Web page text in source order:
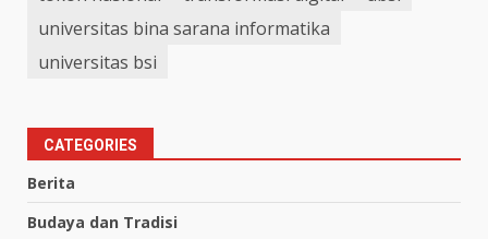
universitas bina sarana informatika
universitas bsi
CATEGORIES
Berita
Budaya dan Tradisi